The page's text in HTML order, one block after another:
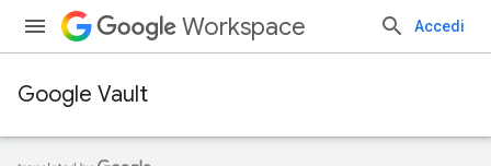
Workspace Accedi
Google Vault